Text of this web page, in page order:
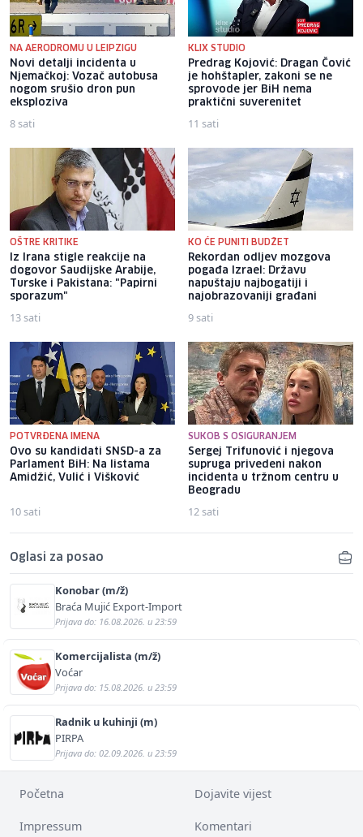
NA AERODROMU U LEIPZIGU
Novi detalji incidenta u
Njemačkoj: Vozač autobusa
nogom srušio dron pun
eksploziva
8 sati
KLIX STUDIO
Predrag Kojović: Dragan Čović
je hohštapler, zakoni se ne
sprovode jer BiH nema
praktični suverenitet
11 sati
OŠTRE KRITIKE
Iz Irana stigle reakcije na
dogovor Saudijske Arabije,
Turske i Pakistana: "Papirni
sporazum"
13 sati
KO ĆE PUNITI BUDŽET
Rekordan odljev mozgova
pogađa Izrael: Državu
napuštaju najbogatiji i
najobrazovaniji građani
9 sati
POTVRĐENA IMENA
Ovo su kandidati SNSD-a za
Parlament BiH: Na listama
Amidžić, Vulić i Višković
10 sati
SUKOB S OSIGURANJEM
Sergej Trifunović i njegova
supruga privedeni nakon
incidenta u tržnom centru u
Beogradu
12 sati
Oglasi za posao
Konobar (m/ž)
Braća Mujić Export-Import
Prijava do: 16.08.2026. u 23:59
Komercijalista (m/ž)
Voćar
Prijava do: 15.08.2026. u 23:59
Radnik u kuhinji (m)
PIRPA
Prijava do: 02.09.2026. u 23:59
Početna Dojavite vijest
Impressum Komentari